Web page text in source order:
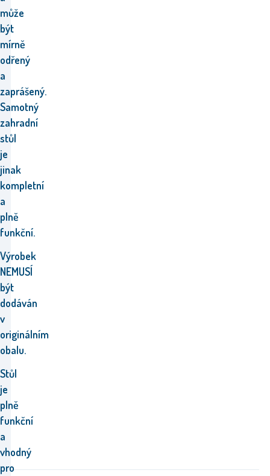
může
být
mírně
odřený
a
zaprášený.
Samotný
zahradní
stůl
je
jinak
kompletní
a
plně
funkční.
Výrobek
NEMUSÍ
být
dodáván
v
originálním
obalu.
Stůl
je
plně
funkční
a
vhodný
pro